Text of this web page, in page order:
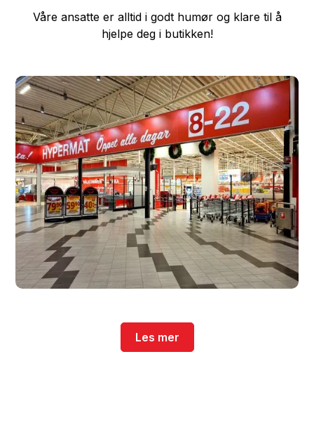
Våre ansatte er alltid i godt humør og klare til å
hjelpe deg i butikken!
Les mer